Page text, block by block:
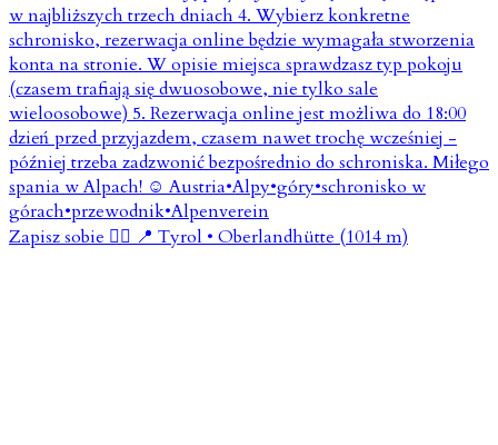
Zapisz sobie 👇🏼 📍 Tyrol • Oberlandhütte (1014 m)